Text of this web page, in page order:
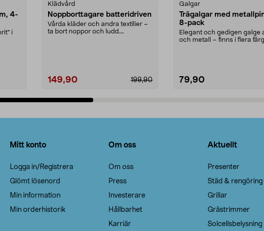
4-
i
Klädvård
Noppborttagare batteridriven
Vårda kläder och andra textilier –
ta bort noppor och ludd.
199,90
149,90
Galgar
Trägalgar med
8-pack
Elegant och gedigen galge
och metall – finns i flera
79,90
Mitt konto
Logga in/Registrera
Glömt lösenord
Min information
Min orderhistorik
Om oss
Om oss
Press
Investerare
Hållbarhet
Karriär
Aktuellt
Presenter
Städ & rengöring
Grillar
Grästrimmer
Solcellsbelysning